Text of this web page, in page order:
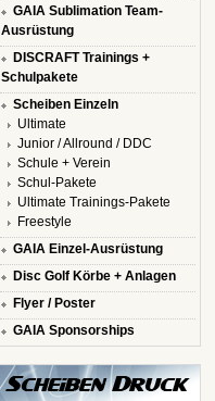
GAIA Sublimation Team-
Ausrüstung
DISCRAFT Trainings +
Schulpakete
Scheiben Einzeln
Ultimate
Junior / Allround / DDC
Schule + Verein
Schul-Pakete
Ultimate Trainings-Pakete
Freestyle
GAIA Einzel-Ausrüstung
Disc Golf Körbe + Anlagen
Flyer / Poster
GAIA Sponsorships